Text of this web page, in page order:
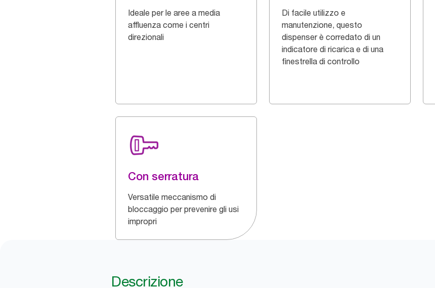
Ideale per le aree a media
affluenza come i centri
direzionali
Di facile utilizzo e
manutenzione, questo
dispenser è corredato di un
indicatore di ricarica e di una
finestrella di controllo
Con serratura
Versatile meccanismo di
bloccaggio per prevenire gli usi
impropri
Descrizione